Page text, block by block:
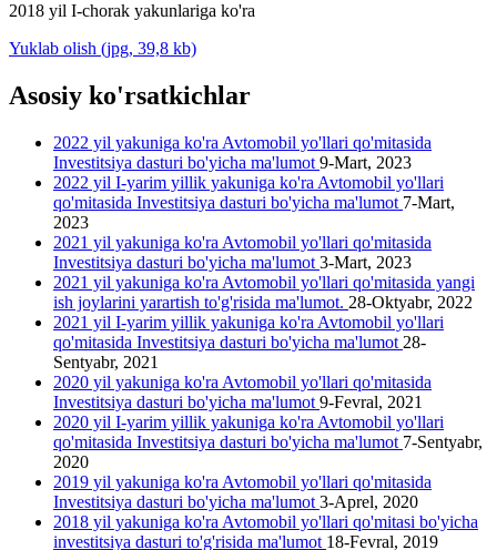
2018 yil I-chorak yakunlariga ko'ra
Yuklab olish (jpg, 39,8 kb)
Asosiy ko'rsatkichlar
2022 yil yakuniga ko'ra Avtomobil yo'llari qo'mitasida
Investitsiya dasturi bo'yicha ma'lumot 9-Mart, 2023
2022 yil I-yarim yillik yakuniga ko'ra Avtomobil yo'llari
qo'mitasida Investitsiya dasturi bo'yicha ma'lumot 7-Mart,
2023
2021 yil yakuniga ko'ra Avtomobil yo'llari qo'mitasida
Investitsiya dasturi bo'yicha ma'lumot 3-Mart, 2023
2021 yil yakuniga ko'ra Avtomobil yo'llari qo'mitasida yangi
ish joylarini yarartish to'g'risida ma'lumot. 28-Oktyabr, 2022
2021 yil I-yarim yillik yakuniga ko'ra Avtomobil yo'llari
qo'mitasida Investitsiya dasturi bo'yicha ma'lumot 28-
Sentyabr, 2021
2020 yil yakuniga ko'ra Avtomobil yo'llari qo'mitasida
Investitsiya dasturi bo'yicha ma'lumot 9-Fevral, 2021
2020 yil I-yarim yillik yakuniga ko'ra Avtomobil yo'llari
qo'mitasida Investitsiya dasturi bo'yicha ma'lumot 7-Sentyabr,
2020
2019 yil yakuniga ko'ra Avtomobil yo'llari qo'mitasida
Investitsiya dasturi bo'yicha ma'lumot 3-Aprel, 2020
2018 yil yakuniga ko'ra Avtomobil yo'llari qo'mitasi bo'yicha
investitsiya dasturi to'g'risida ma'lumot 18-Fevral, 2019